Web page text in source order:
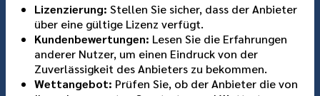
Lizenzierung: Stellen Sie sicher, dass der Anbieter
über eine gültige Lizenz verfügt.
Kundenbewertungen: Lesen Sie die Erfahrungen
anderer Nutzer, um einen Eindruck von der
Zuverlässigkeit des Anbieters zu bekommen.
Wettangebot: Prüfen Sie, ob der Anbieter die von